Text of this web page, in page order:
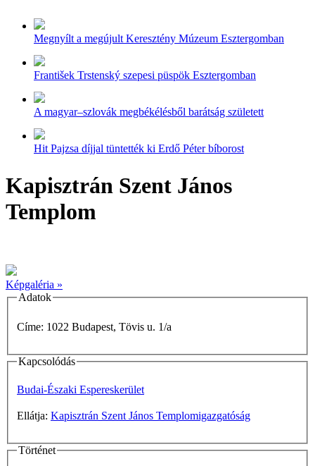
Megnyílt a megújult Keresztény Múzeum Esztergomban
František Trstenský szepesi püspök Esztergomban
A magyar–szlovák megbékélésből barátság született
Hit Pajzsa díjjal tüntették ki Erdő Péter bíborost
Kapisztrán Szent János
Templom
Képgaléria »
Adatok
Címe: 1022 Budapest, Tövis u. 1/a
Kapcsolódás
Budai-Északi Espereskerület
Ellátja: Kapisztrán Szent János Templomigazgatóság
Történet